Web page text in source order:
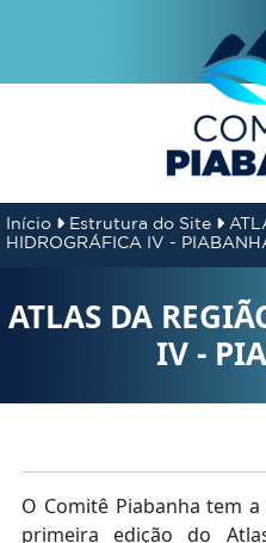
Início Estrutura do Site
HIDROGRÁFICA IV -
ATLAS DA
IV -
O Comitê Piabanha tem
primeira edição do